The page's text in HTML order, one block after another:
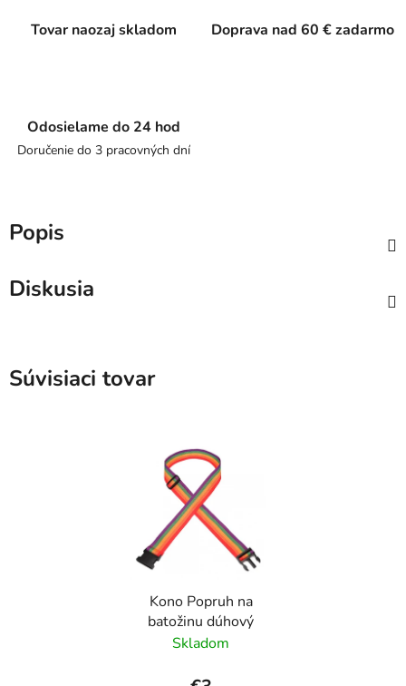
Tovar naozaj skladom Doprava nad 60 € zadarmo
Odosielame do 24 hod
Doručenie do 3 pracovných dní
Popis
Diskusia
Súvisiaci tovar
Kono Popruh na
batožinu dúhový
Skladom